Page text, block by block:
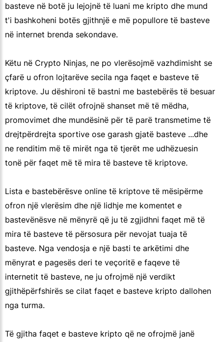
basteve në botë ju lejojnë të luani me kripto dhe mund
t'i bashkoheni botës gjithnjë e më popullore të basteve
në internet brenda sekondave.
Këtu në Crypto Ninjas, ne po vlerësojmë vazhdimisht se
çfarë u ofron lojtarëve secila nga faqet e basteve të
kriptove. Ju dëshironi të bastni me bastebërës të besuar
të kriptove, të cilët ofrojnë shanset më të mëdha,
promovimet dhe mundësinë për të parë transmetime të
drejtpërdrejta sportive ose garash gjatë basteve ...dhe
ne renditim më të mirët nga të tjerët me udhëzuesin
tonë për faqet më të mira të basteve të kriptove.
Lista e bastebërësve online të kriptove të mësipërme
ofron një vlerësim dhe një lidhje me komentet e
bastevënësve në mënyrë që ju të zgjidhni faqet më të
mira të basteve të përsosura për nevojat tuaja të
basteve. Nga vendosja e një basti te arkëtimi dhe
mënyrat e pagesës deri te veçoritë e faqeve të
internetit të basteve, ne ju ofrojmë një verdikt
gjithëpërfshirës se cilat faqet e basteve kripto dallohen
nga turma.
Të gjitha faqet e basteve kripto që ne ofrojmë janë